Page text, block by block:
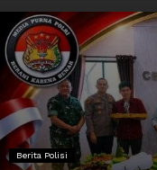
Berita Polisi